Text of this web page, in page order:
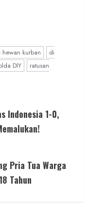
kurban
di
DIY
ratusan
Indonesia 1-0,
Pria Tua Warga
Tahun